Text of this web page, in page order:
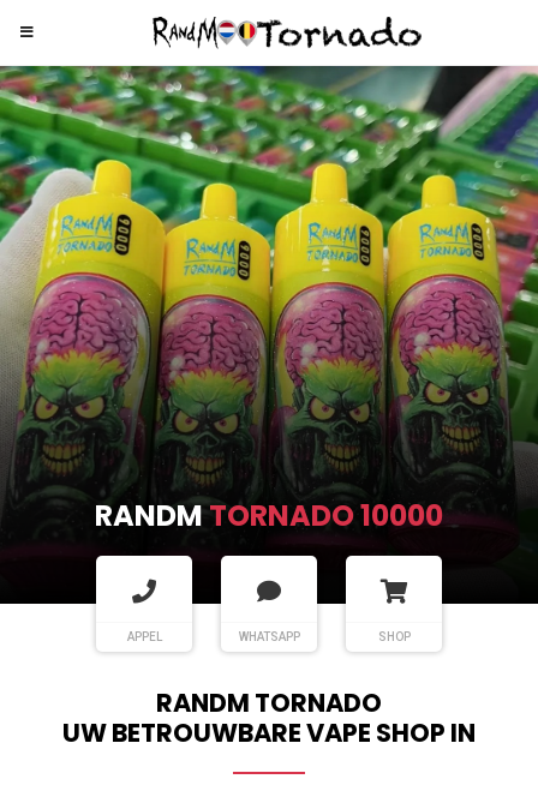
RANDMTORNADO 9000
APPEL WHATSAPP SHOP
RANDM TORNADO
UW BETROUWBARE VAPE SHOP IN